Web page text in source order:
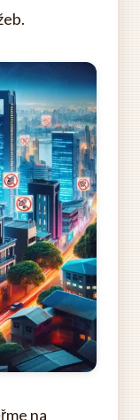
na